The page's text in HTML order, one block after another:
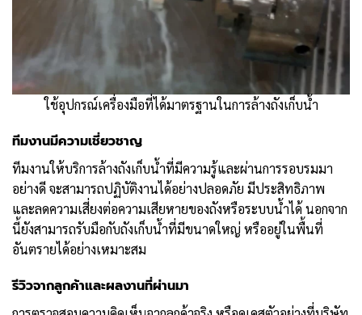
ใช้อุปกรณ์เครื่องมือที่ได้มาตรฐานในการล้างถังเก็บน้ำ
ทีมงานมีความเชี่ยวชาญ
ทีมงานให้บริการล้างถังเก็บน้ำที่มีความรู้และผ่านการรอบรมมา
อย่างดี จะสามารถปฏิบัติงานได้อย่างปลอดภัย มีประสิทธิภาพ
และลดความเสี่ยงต่อความเสียหายของถังหรือระบบน้ำได้ นอกจาก
นี้ยังสามารถรับมือกับถังเก็บน้ำที่มีขนาดใหญ่ หรืออยู่ในพื้นที่
อันตรายได้อย่างเหมาะสม
รีวิวจากลูกค้าและผลงานที่ผ่านมา